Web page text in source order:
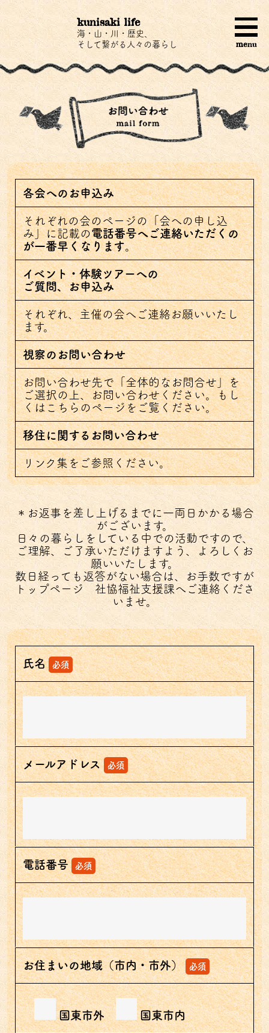
kunisaki life
海・山・川・歴史、
そして繋がる人々の暮らし
menu
各会へのお申込み
それぞれの会のページの「会への申し込
み」に記載の電話番号へご連絡いただくの
が一番早くなります。
イベント・体験ツアーへの
ご質問、お申込み
それぞれ、主催の会へご連絡お願いいたし
ます。
視察のお問い合わせ
お問い合わせ先で「全体的なお問合せ」を
ご選択の上、お問い合わせください。もし
くはこちらのページをご覧ください。
移住に関するお問い合わせ
リンク集をご参照ください。
＊お返事を差し上げるまでに一両日かかる場合
がございます。
日々の暮らしをしている中での活動ですので、
ご理解、ご了承いただけますよう、よろしくお
願いいたします。
数日経っても返答がない場合は、お手数ですが
トップページ 社協福祉支援課へご連絡くださ
いませ。
氏名 必須
メールアドレス 必須
電話番号 必須
お住まいの地域（市内・市外） 必須
国東市外 国東市内